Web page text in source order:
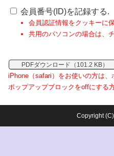
会員番号(ID)を記録する.
会員認証情報をクッキーに
共用のパソコンの場合は、
PDFダウンロード（101.2 KB）
iPhone（safari）をお使いの方は
ポップアップブロックをoffにする方
Copyright